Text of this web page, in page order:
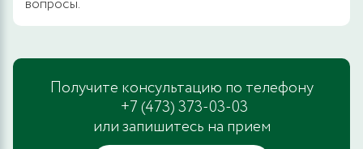
вопросы.
Получите консультацию по телефону
+7 (473) 373-03-03
или запишитесь на прием